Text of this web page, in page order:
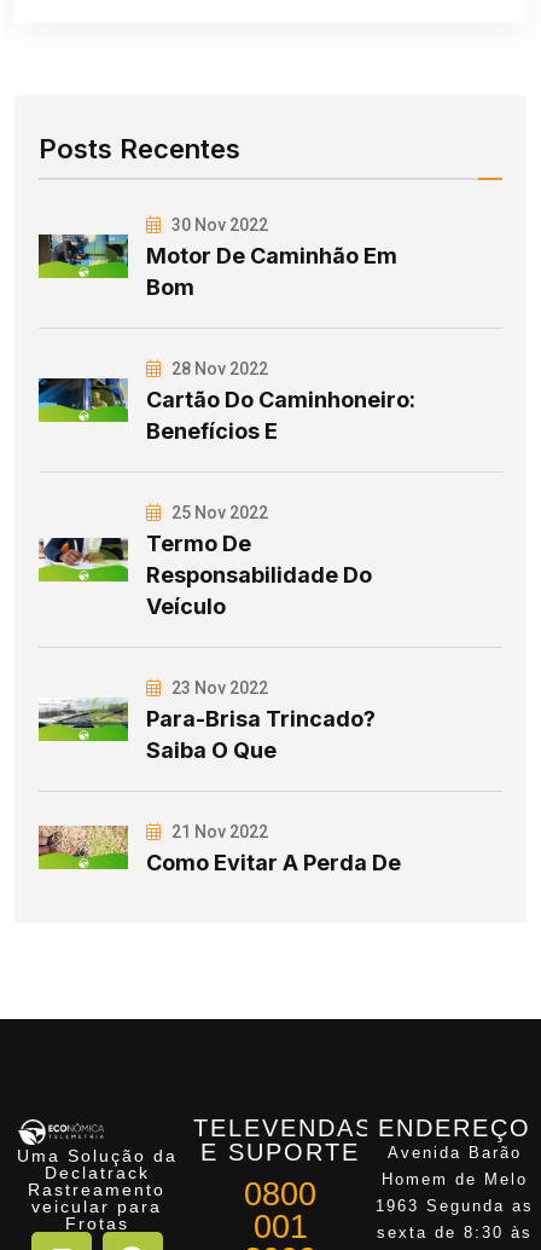
Posts Recentes
30 Nov 2022
Motor De Caminhão Em
Bom
28 Nov 2022
Cartão Do Caminhoneiro:
Benefícios E
25 Nov 2022
Termo De
Responsabilidade Do
Veículo
23 Nov 2022
Para-Brisa Trincado?
Saiba O Que
21 Nov 2022
Como Evitar A Perda De
Uma Solução da
Declatrack
Rastreamento
veicular para
Frotas
TELEVENDAS
E SUPORTE
0800
001
ENDEREÇO
Avenida Barão
Homem de Melo
1963 Segunda as
sexta de 8:30 às